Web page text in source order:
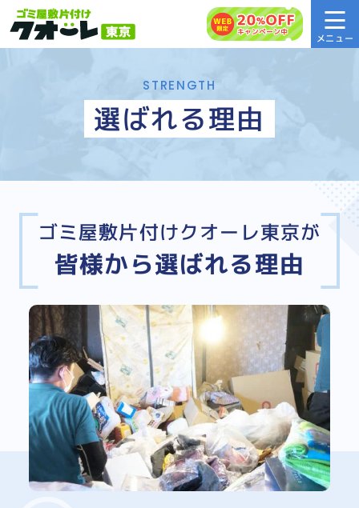
STRENGTH
選ばれる理由
ゴミ屋敷片付けクオーレ東京が
皆様から選ばれる理由